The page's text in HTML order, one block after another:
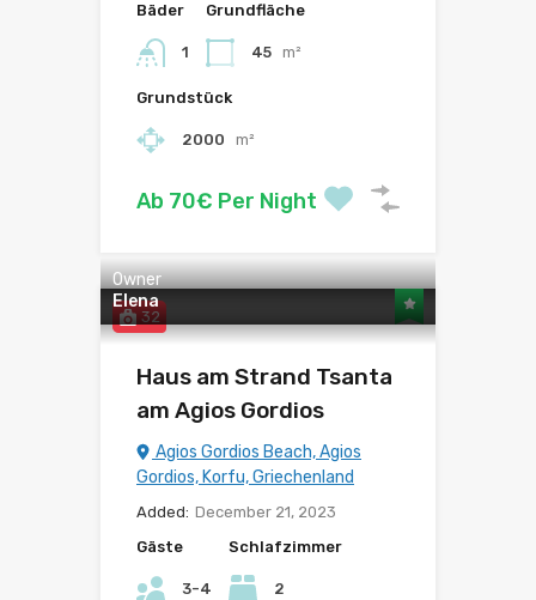
Bäder
1
Grundfläche
45 m²
Grundstück
2000 m²
Ab 70€ Per Night
32
Owner
Elena
Haus am Strand Tsanta
am Agios Gordios
Agios Gordios Beach, Agios
Gordios, Korfu, Griechenland
Added: December 21, 2023
Gäste
3-4
Schlafzimmer
2